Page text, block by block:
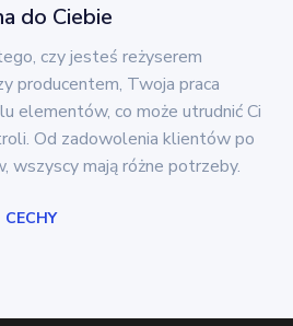
do Ciebie
czy jesteś reżyserem
producentem, Twoja praca
elementów, co może utrudnić Ci
Od zadowolenia klientów po
wszyscy mają różne potrzeby.
CECHY